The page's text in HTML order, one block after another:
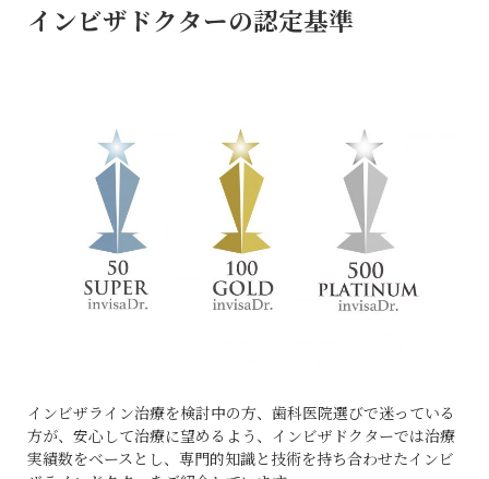
インビザドクターの認定基準
インビザライン治療を検討中の方、歯科医院選びで迷っている
方が、安心して治療に望めるよう、インビザドクターでは治療
実績数をベースとし、専門的知識と技術を持ち合わせたインビ